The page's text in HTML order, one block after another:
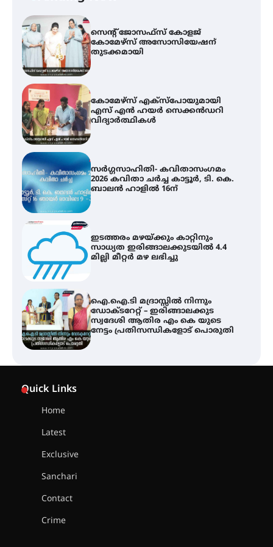
സെന്റ് ജോസഫ്സ് കോളജ്
കോമേഴ്‌സ് അസോസിയേഷന്
തുടക്കമായി
കോമേഴ്സ് എക്സ്പോയുമായി
എസ് എൻ ഹയർ സെക്കൻഡറി
വിദ്യാർത്ഥികൾ
സർഗ്ഗസാഹിതി- കവിതാസംഗമം
2026 കവിതാ ചർച്ച കാട്ടൂർ, ടി. കെ.
ബാലൻ ഹാളിൽ 16ന്
ഇടത്തരം മഴയ്ക്കും കാറ്റിനും
സാധ്യത ഇരിങ്ങാലക്കുടയിൽ 4.4
മില്ലി മീറ്റർ മഴ ലഭിച്ചു
ഐ.ഐ.ടി മദ്രാസ്സിൽ നിന്നും
ഡോക്ടറേറ്റ് – ഇരിങ്ങാലക്കുട
സ്വദേശി ആതിര എം കെ യുടെ
നേട്ടം പ്രതിസന്ധികളോട് പൊരുതി
Quick Links
Home
Latest
Exclusive
Sanchari
Contact
Crime